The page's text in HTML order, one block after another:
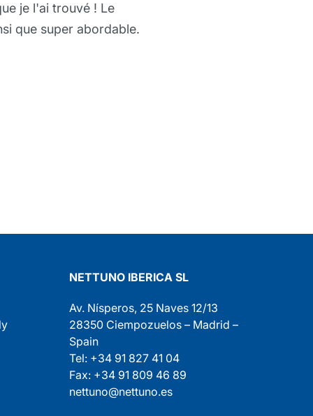
lourds. Mes mains sont
et il semblerait
NETTUNO IBERICA SL
Av. Nísperos, 25 Naves 12/13
28350 Ciempozuelos – Madrid –
Spain
Tel: +34 91 827 41 04
Fax: +34 91 809 46 89
nettuno@nettuno.es